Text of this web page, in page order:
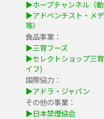
▶ホープチャンネル（動
▶アドベンチスト・メ
等）
食品事業：
▶三育フーズ
▶セレクトショップ三
イフ)
国際協力：
▶アドラ・ジャパン
その他の事業：
▶日本禁煙協会